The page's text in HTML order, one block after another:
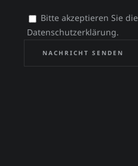
Bitte akzeptieren Sie die
Datenschutzerklärung.